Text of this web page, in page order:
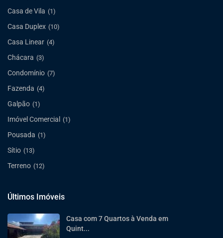
Casa de Vila (1)
Casa Duplex (10)
Casa Linear (4)
Chácara (3)
Condomínio (7)
Fazenda (4)
Galpão (1)
Imóvel Comercial (1)
Pousada (1)
Sítio (13)
Terreno (12)
Últimos Imóveis
Casa com 7 Quartos à Venda em
Quint...